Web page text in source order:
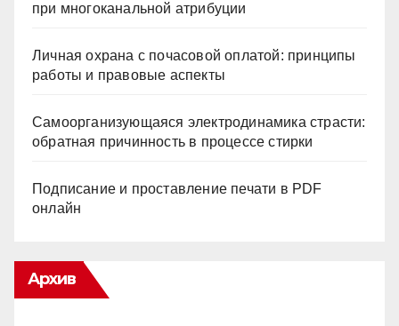
при многоканальной атрибуции
Личная охрана с почасовой оплатой: принципы
работы и правовые аспекты
Самоорганизующаяся электродинамика страсти:
обратная причинность в процессе стирки
Подписание и проставление печати в PDF
онлайн
Архив